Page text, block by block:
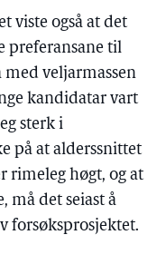
viste også at det
preferansane til
med veljarmassen
kandidatar vart
sterk i
på at alderssnittet
rimeleg høgt, og at
må det seiast å
forsøksprosjektet.